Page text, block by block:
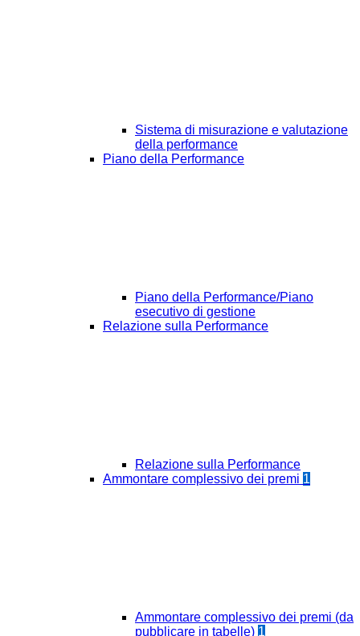
Sistema di misurazione e valutazione
della performance
Piano della Performance
Piano della Performance/Piano
esecutivo di gestione
Relazione sulla Performance
Relazione sulla Performance
Ammontare complessivo dei premi 1
Ammontare complessivo dei premi (da
pubblicare in tabelle) 1